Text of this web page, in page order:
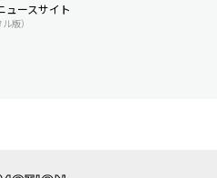
ュースサイト
版）